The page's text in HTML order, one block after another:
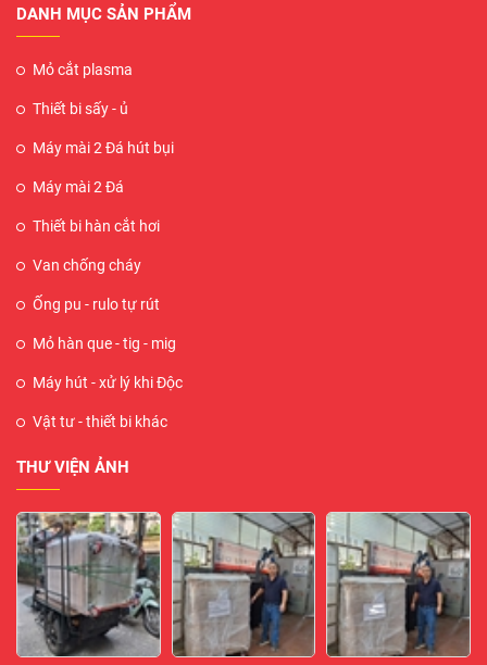
DANH MỤC SẢN PHẨM
Mỏ cắt plasma
Thiết bi sấy - ủ
Máy mài 2 Đá hút bụi
Máy mài 2 Đá
Thiết bi hàn cắt hơi
Van chống cháy
Ống pu - rulo tự rút
Mỏ hàn que - tig - mig
Máy hút - xử lý khi Độc
Vật tư - thiết bi khác
THƯ VIỆN ẢNH